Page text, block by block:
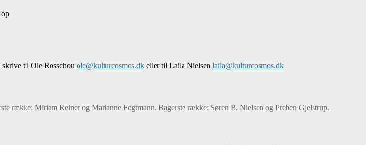
op
til Ole Rosschou ole@kulturcosmos.dk eller til Laila Nielsen laila@kulturcosmos.dk
række: Miriam Reiner og Marianne Fogtmann. Bagerste række: Søren B. Nielsen og Preben Gjelstrup.